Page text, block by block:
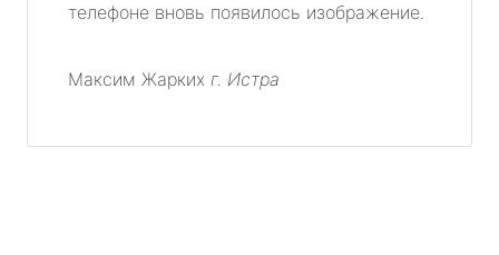
телефоне вновь появилось изображение.
Максим Жарких г. Истра